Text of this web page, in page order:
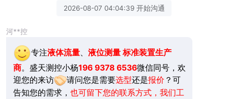
2026-08-07 04:04:39 开始沟通
河**控
专注液体流量、 液位测量 标准装置生产
商。盛天测控小杨196 9378 6536微信同号，欢
迎您的来访
请问您是需要选型还是报价 ？可
告知您的需求， 也可留下您的联系方式，我们工